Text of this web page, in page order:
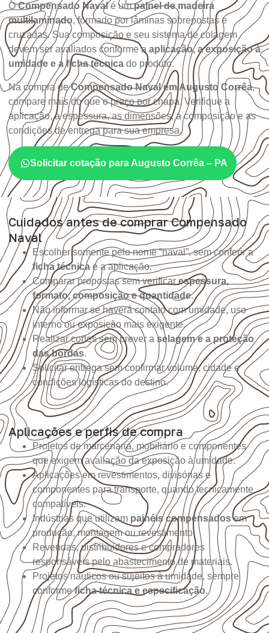
OCompensado Navalé umpainel de madeira
multilaminado, formado por lâminas sobrepostas e
cruzadas. Sua composição e seu sistema de colagem
devem ser avaliados conforme a aplicação, a exposição à
umidade e a ficha técnica do produto.
Na compra deCompensado Naval em Augusto Corrêa,
compare mais do que o preço por chapa. Verifique a
aplicação, a espessura, as dimensões, a composição e as
condições de entrega para sua empresa.
Solicitar cotação para Augusto Corrêa – PA
Cuidados antes de comprar Compensado
Naval
Escolher somente pelo nome “naval”, sem conferir a
ficha técnica e a aplicação.
Comparar propostas sem verificar espessura,
formato, composição e quantidade.
Não informar se haverá contato com umidade, uso
interno ou exposição mais exigente.
Realizar cortes sem prever a selagem e a proteção
das bordas.
Solicitar entrega sem confirmar volume, cidade e
condições logísticas do destino.
Aplicações e perfis de compra
Projetos de marcenaria, mobiliário e componentes
que exigem avaliação da exposição à umidade.
Aplicações em revestimentos, divisórias e
componentes para transporte, quando tecnicamente
compatíveis.
Indústrias que utilizam painéis compensadosem
produção, montagem ou revestimento.
Revendas, distribuidores e compradores
responsáveis pelo abastecimento de materiais.
Projetos náuticos ou sujeitos à umidade, sempre
conformeficha técnica e especificação.